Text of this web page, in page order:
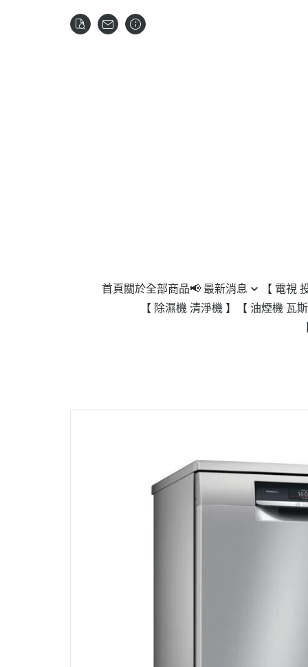
首頁 關於全部商品📢 最新消息
【 電視
【 除濕機 清淨機 】
【 油煙機 瓦